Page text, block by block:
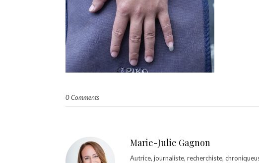
0 Comments
Marie-Julie Gagnon
Autrice, journaliste, recherchiste,